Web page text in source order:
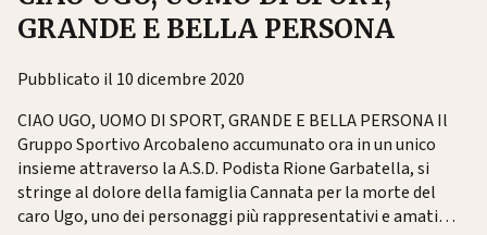
GRANDE E BELLA PERSONA
Pubblicato il 10 dicembre 2020
CIAO UGO, UOMO DI SPORT, GRANDE E BELLA PERSONA Il
Gruppo Sportivo Arcobaleno accumunato ora in un unico
insieme attraverso la A.S.D. Podista Rione Garbatella, si
stringe al dolore della famiglia Cannata per la morte del
caro Ugo, uno dei personaggi più rappresentativi e amati…